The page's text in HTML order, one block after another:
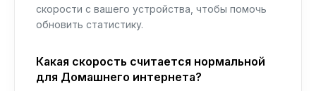
скорости с вашего устройства, чтобы помочь
обновить статистику.
Какая скорость считается нормальной
для Домашнего интернета?